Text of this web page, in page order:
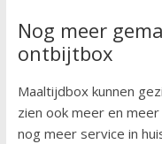
Nog meer
ontbijtbox
Maaltijdbox kunnen
zien ook meer en
nog meer service in